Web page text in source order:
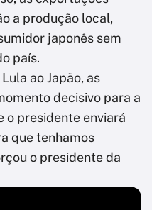
a produção local,
japonês sem
país.
ao Japão, as
decisivo para a
o presidente enviará
que tenhamos
o presidente da